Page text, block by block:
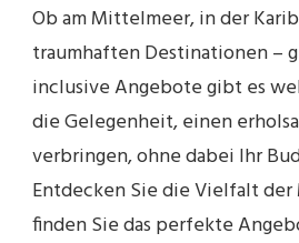
Ob am Mittelmeer, in der
traumhaften Destinationen –
inclusive Angebote gibt es
die Gelegenheit, einen
verbringen, ohne dabei Ihr
Entdecken Sie die Vielfalt
finden Sie das perfekte